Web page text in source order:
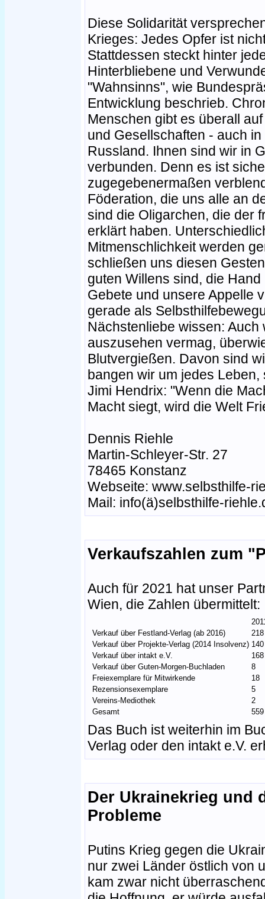
Diese Solidarität
Krieges: Jedes Opfer ist
Stattdessen steckt hinter
Hinterbliebene und
"Wahnsinns", wie
Entwicklung beschrieb.
Menschen gibt es überall
und Gesellschaften - auch
Russland. Ihnen sind wir in
verbunden. Denn es ist
zugegebenermaßen
Föderation, die uns alle an
sind die Oligarchen, die der
erklärt haben.
Mitmenschlichkeit werden
schließen uns diesen
guten Willens sind, die
Gebete und unsere Appelle
gerade als
Nächstenliebe wissen:
auszusehen vermag,
Blutvergießen. Davon sind
bangen wir um jedes
Jimi Hendrix: "Wenn die
Macht siegt, wird die Welt
Dennis Riehle
Martin-Schleyer-Str. 27
78465 Konstanz
Webseite: www.selbsthilfe-
Mail: info(ä)selbsthilfe-
Verkaufszahlen zum
Auch für 2021 hat unser
Wien, die Zahlen übermittelt:
Verkauf über Festland-Verlag (ab 2016)
218
Verkauf über Projekte-Verlag (2014 Insolvenz) 140
Verkauf über intakt e.V.
168
Verkauf über Guten-Morgen-Buchladen
8
Freiexemplare für Mitwirkende
18
Rezensionsexemplare
5
Vereins-Mediothek
2
Gesamt
559
Das Buch ist weiterhin im
Verlag oder den intakt e.V.
Der Ukrainekrieg und
Probleme
Putins Krieg gegen die
nur zwei Länder östlich von
kam zwar nicht